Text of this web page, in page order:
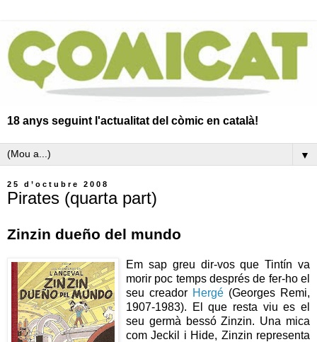
18 anys seguint l'actualitat del còmic en català!
▼
25 d’octubre 2008
Pirates (quarta part)
Zinzin dueño del mundo
Em sap greu dir-vos que Tintín va
morir poc temps després de fer-ho el
seu creador Hergé (Georges Remi,
1907-1983). El que resta viu es el
seu germà bessó Zinzin. Una mica
com Jeckil i Hide, Zinzin representa